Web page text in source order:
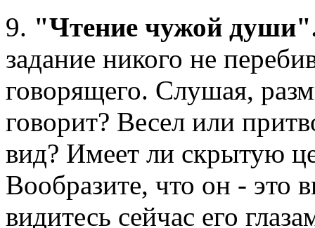
9. "Чтение чужой
задание никого не
говорящего. Слушая,
говорит? Весел или
вид? Имеет ли скрытую
Вообразите, что он - это
видитесь сейчас его